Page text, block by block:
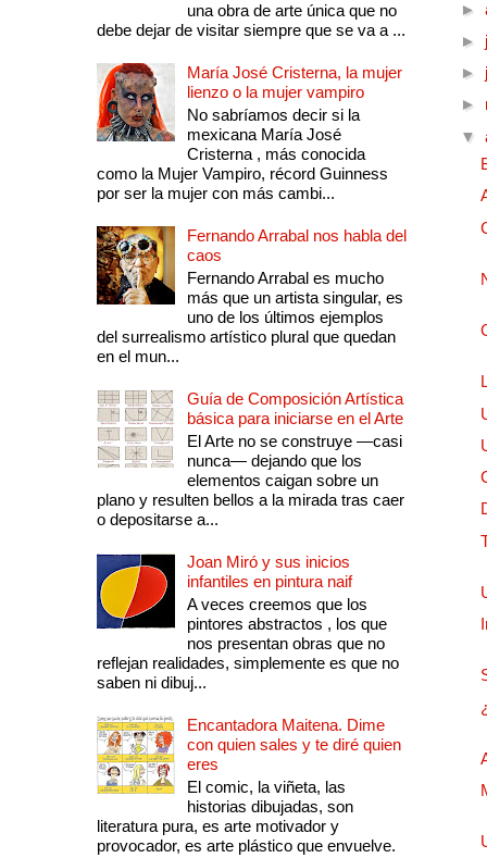
una obra de arte única que no
debe dejar de visitar siempre que se va a ...
María José Cristerna, la mujer
lienzo o la mujer vampiro
No sabríamos decir si la
mexicana María José
Cristerna , más conocida
como la Mujer Vampiro, récord Guinness
por ser la mujer con más cambi...
Fernando Arrabal nos habla del
caos
Fernando Arrabal es mucho
más que un artista singular, es
uno de los últimos ejemplos
del surrealismo artístico plural que quedan
en el mun...
Guía de Composición Artística
básica para iniciarse en el Arte
El Arte no se construye —casi
nunca— dejando que los
elementos caigan sobre un
plano y resulten bellos a la mirada tras caer
o depositarse a...
Joan Miró y sus inicios
infantiles en pintura naif
A veces creemos que los
pintores abstractos , los que
nos presentan obras que no
reflejan realidades, simplemente es que no
saben ni dibuj...
Encantadora Maitena. Dime
con quien sales y te diré quien
eres
El comic, la viñeta, las
historias dibujadas, son
literatura pura, es arte motivador y
provocador, es arte plástico que envuelve.
►
►
►
►
▼